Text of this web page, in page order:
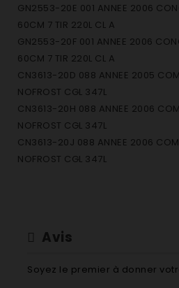
GN2553-20E 001 ANNEE 2006
60CM 7 TIR 220L CL A
GN2553-20F 001 ANNEE 2006
60CM 7 TIR 220L CL A
CN3613-20D 088 ANNEE 2005
NOFROST CGL 347L
CN3613-20H 088 ANNEE 2006
NOFROST CGL 347L
CN3613-20J 088 ANNEE 2006
NOFROST CGL 347L
GN2153-21A 001 ANNEE 2006
K3660-20C 088 ANNEE 2005
Avis
Soyez le premier à donner